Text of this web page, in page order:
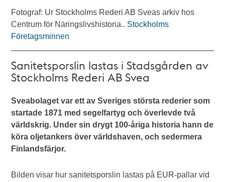
Fotograf: Ur Stockholms Rederi AB Sveas arkiv hos
Centrum för Näringslivshistoria.. Stockholms
Företagsminnen
Sanitetsporslin lastas i Stadsgården av
Stockholms Rederi AB Svea
Sveabolaget var ett av Sveriges största rederier som
startade 1871 med segelfartyg och överlevde två
världskrig. Under sin drygt 100-åriga historia hann de
köra oljetankers över världshaven, och sedermera
Finlandsfärjor.
Bilden visar hur sanitetsporslin lastas på EUR-pallar vid